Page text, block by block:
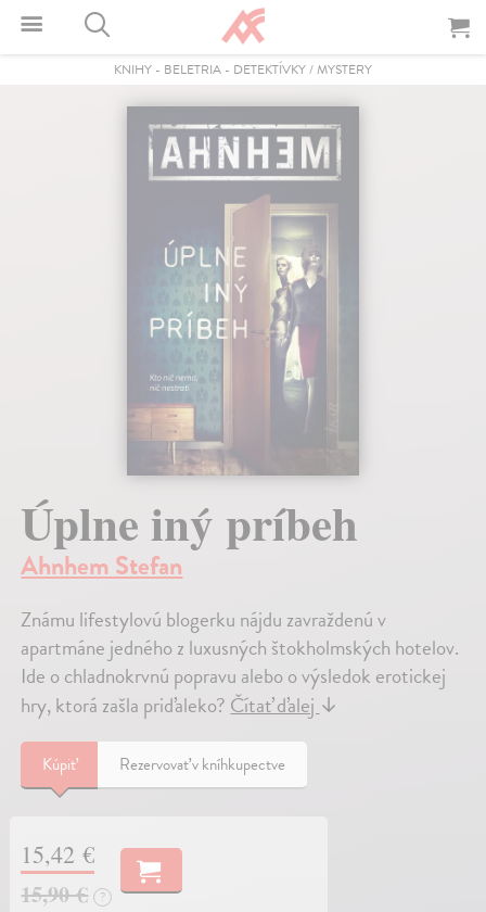
KNIHY - BELETRIA - DETEKTÍVKY / MYSTERY
Úplne iný príbeh
Ahnhem Stefan
Známu lifestylovú blogerku nájdu zavraždenú v
apartmáne jedného z luxusných štokholmských hotelov.
Ide o chladnokrvnú popravu alebo o výsledok erotickej
hry, ktorá zašla priďaleko?Čítať ďalej↓
Kúpiť Rezervovať v kníhkupectve
15,42 €
15,90 €
?